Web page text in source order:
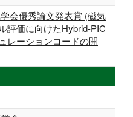
会優秀論文発表賞 (磁気
評価に向けたHybrid-PIC
レーションコードの開